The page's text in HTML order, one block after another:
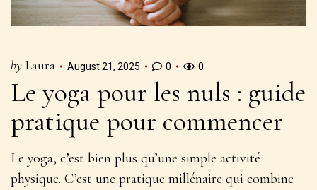
by Laura August 21, 2025 0 0
Le yoga pour les nuls : guide
pratique pour commencer
Le yoga, c’est bien plus qu’une simple activité
physique. C’est une pratique millénaire qui combine